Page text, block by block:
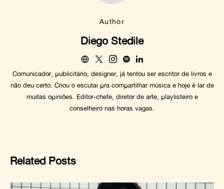
Author
Diego Stedile
Comunicador, publicitário, designer, já tentou ser escritor de livros e
não deu certo. Criou o escutai pra compartilhar música e hoje é lar de
muitas opiniões. Editor-chefe, diretor de arte, playlisteiro e
conselheiro nas horas vagas.
Related Posts